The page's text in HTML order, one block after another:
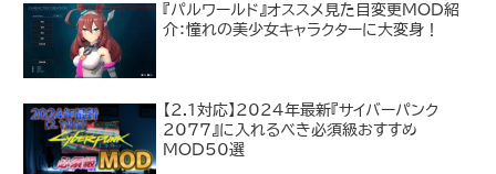
『パルワールド』オススメ見た目変更MOD紹
介：憧れの美少女キャラクターに大変身！
【2.1対応】2024年最新『サイバーパンク
2077』に入れるべき必須級おすすめ
MOD50選